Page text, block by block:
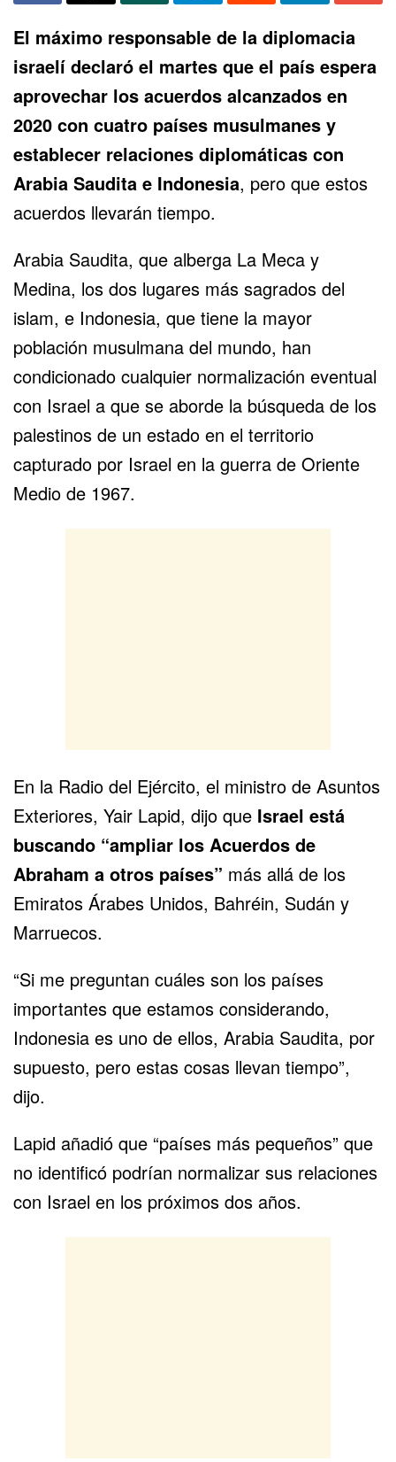
El máximo responsable de la diplomacia
israelí declaró el martes que el país espera
aprovechar los acuerdos alcanzados en
2020 con cuatro países musulmanes y
establecer relaciones diplomáticas con
Arabia Saudita e Indonesia, pero que estos
acuerdos llevarán tiempo.
Arabia Saudita, que alberga La Meca y
Medina, los dos lugares más sagrados del
islam, e Indonesia, que tiene la mayor
población musulmana del mundo, han
condicionado cualquier normalización eventual
con Israel a que se aborde la búsqueda de los
palestinos de un estado en el territorio
capturado por Israel en la guerra de Oriente
Medio de 1967.
En la Radio del Ejército, el ministro de Asuntos
Exteriores, Yair Lapid, dijo que Israel está
buscando “ampliar los Acuerdos de
Abraham a otros países” más allá de los
Emiratos Árabes Unidos, Bahréin, Sudán y
Marruecos.
“Si me preguntan cuáles son los países
importantes que estamos considerando,
Indonesia es uno de ellos, Arabia Saudita, por
supuesto, pero estas cosas llevan tiempo”,
dijo.
Lapid añadió que “países más pequeños” que
no identificó podrían normalizar sus relaciones
con Israel en los próximos dos años.